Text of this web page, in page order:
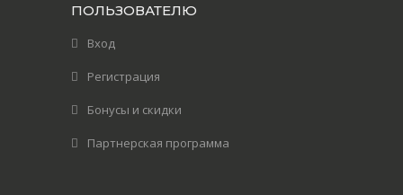
ПОЛЬЗОВАТЕЛЮ
Вход
Регистрация
Бонусы и скидки
Партнерская программа